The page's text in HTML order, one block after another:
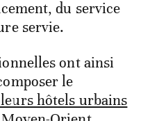
du service
servie.
ont ainsi
le
hôtels urbains